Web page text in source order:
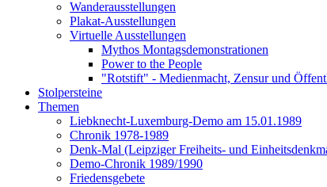
Wanderausstellungen
Plakat-Ausstellungen
Virtuelle Ausstellungen
Mythos Montagsdemonstrationen
Power to the People
"Rotstift" - Medienmacht, Zensur und
Stolpersteine
Themen
Liebknecht-Luxemburg-Demo am 15.01.1989
Chronik 1978-1989
Denk-Mal (Leipziger Freiheits- und
Demo-Chronik 1989/1990
Friedensgebete